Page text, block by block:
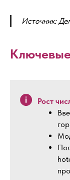
Источник:
Рост